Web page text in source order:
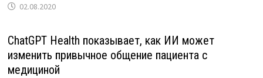
02.08.2020
ChatGPT Health показывает, как ИИ может
изменить привычное общение пациента с
медициной